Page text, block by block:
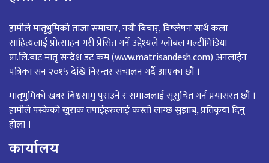
हामीले मातृभुमिको ताजा समाचार, नयाँ बिचार्, विष्लेषन साथै कला
साहित्यलाई प्रोत्साहन गरी प्रेसित गर्ने उद्देश्यले ग्लोबल मल्टीमिडिया
प्रा.लि.बाट मातृ सन्देश डट कम (www.matrisandesh.com) अनलाईन
पत्रिका सन २०१५ देखि निरन्तर संचालन गर्दै आएका छौं ।
मातृभुमिको खबर बिश्वसामु पुराउने र समाजलाई सूसुचित गर्न प्रयासरत छौं ।
हामीले पस्केको खुराक तपाईंहरुलाई कस्तो लाग्छ सुझाब्, प्रतिकृया दिनु
होला ।
कार्यालय